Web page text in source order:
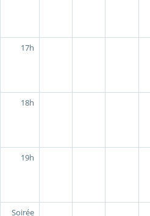
17h
18h
19h
Soirée